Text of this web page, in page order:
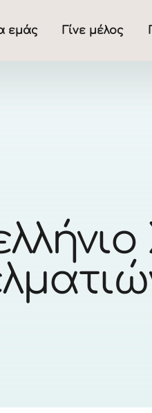
εμάς Γίνε μέλος